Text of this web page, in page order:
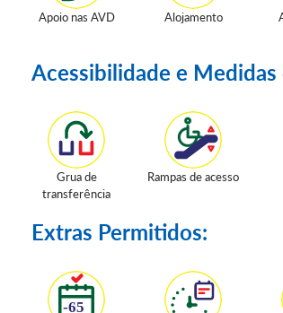
Apoio nas AVD Alojamento
Acessibilidade e Medidas
Grua de
transferência
Rampas de acesso
Extras Permitidos: